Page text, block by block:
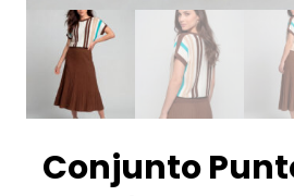
Conjunto